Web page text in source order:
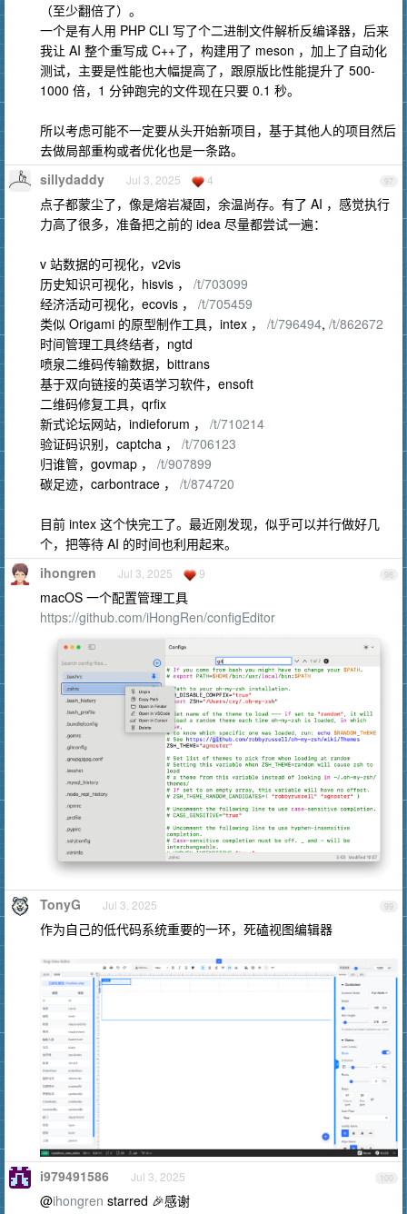
（至少翻倍了）。
一个是有人用 PHP CLI 写了个二进制文件解析反编译器，后来
我让 AI 整个重写成 C++了，构建用了 meson ，加上了自动化
测试，主要是性能也大幅提高了，跟原版比性能提升了 500-
1000 倍，1 分钟跑完的文件现在只要 0.1 秒。
所以考虑可能不一定要从头开始新项目，基于其他人的项目然后
去做局部重构或者优化也是一条路。
97
sillydaddy Jul 3, 2025 4
点子都蒙尘了，像是熔岩凝固，余温尚存。有了 AI ，感觉执行
力高了很多，准备把之前的 idea 尽量都尝试一遍：
v 站数据的可视化，v2vis
历史知识可视化，hisvis ， /t/703099
经济活动可视化，ecovis ， /t/705459
类似 Origami 的原型制作工具，intex ， /t/796494, /t/862672
时间管理工具终结者，ngtd
喷泉二维码传输数据，bittrans
基于双向链接的英语学习软件，ensoft
二维码修复工具，qrfix
新式论坛网站，indieforum ， /t/710214
验证码识别，captcha ， /t/706123
归谁管，govmap ， /t/907899
碳足迹，carbontrace ， /t/874720
目前 intex 这个快完工了。最近刚发现，似乎可以并行做好几
个，把等待 AI 的时间也利用起来。
98
ihongren Jul 3, 2025 9
macOS 一个配置管理工具
https://github.com/iHongRen/configEditor
99
TonyG Jul 3, 2025
作为自己的低代码系统重要的一环，死磕视图编辑器
100
i979491586 Jul 3, 2025
@ihongren starred 🎉感谢